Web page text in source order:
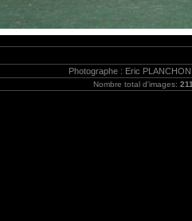
Photographe : Eric
Nombre total d'images: